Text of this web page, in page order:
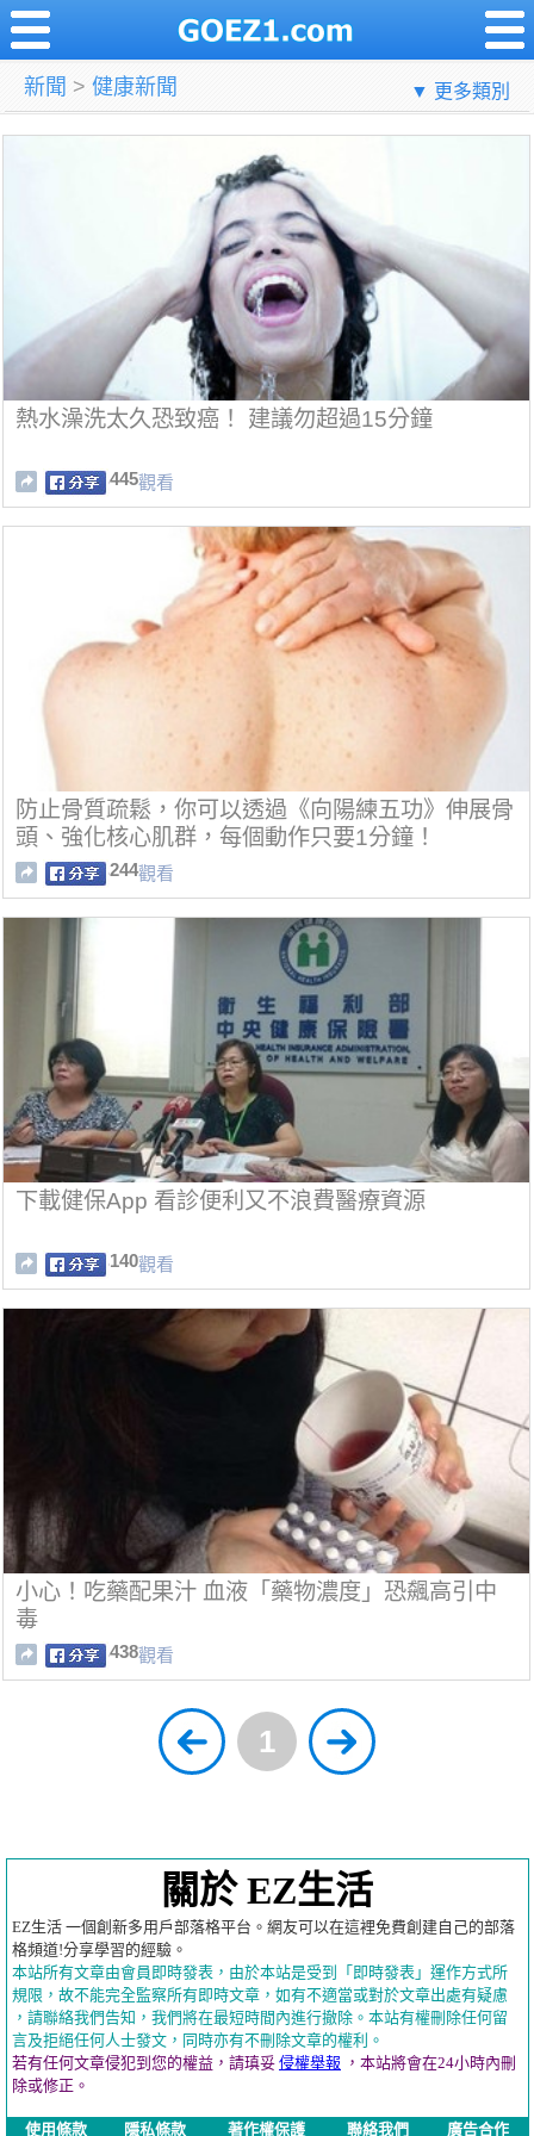
新聞 > 健康新聞 ▼ 更多類別
熱水澡洗太久恐致癌！ 建議勿超過15分鐘
445觀看
防止骨質疏鬆，你可以透過《向陽練五功》伸展骨
頭、強化核心肌群，每個動作只要1分鐘！
244觀看
下載健保App 看診便利又不浪費醫療資源
140觀看
小心！吃藥配果汁 血液「藥物濃度」恐飆高引中
毒
438觀看
1
關於 EZ生活
EZ生活 一個創新多用戶部落格平台。網友可以在這裡免費創建自己的部落
格頻道!分享學習的經驗。
本站所有文章由會員即時發表，由於本站是受到「即時發表」運作方式所
規限，故不能完全監察所有即時文章，如有不適當或對於文章出處有疑慮
，請聯絡我們告知，我們將在最短時間內進行撤除。本站有權刪除任何留
言及拒絕任何人士發文，同時亦有不刪除文章的權利。
若有任何文章侵犯到您的權益，請瑱妥 侵權舉報 ，本站將會在24小時內刪
除或修正。
使用條款 隱私條款 著作權保護 聯絡我們 廣告合作